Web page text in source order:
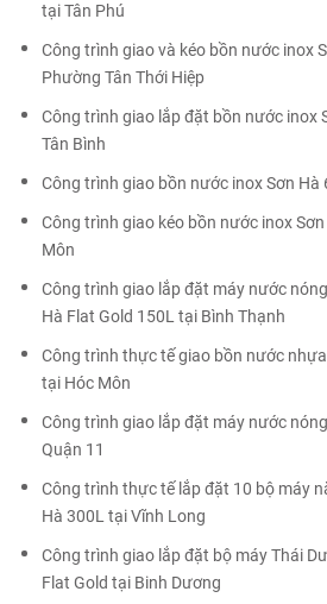
tại Tân Phú
Công trình giao và kéo bồn nước inox
Phường Tân Thới Hiệp
Công trình giao lắp đặt bồn nước inox
Tân Bình
Công trình giao bồn nước inox Sơn Hà
Công trình giao kéo bồn nước inox
Môn
Công trình giao lắp đặt máy nước
Hà Flat Gold 150L tại Bình Thạnh
Công trình thực tế giao bồn nước
tại Hóc Môn
Công trình giao lắp đặt máy nước
Quận 11
Công trình thực tế lắp đặt 10 bộ máy
Hà 300L tại Vĩnh Long
Công trình giao lắp đặt bộ máy Thái
Flat Gold tại Binh Dương